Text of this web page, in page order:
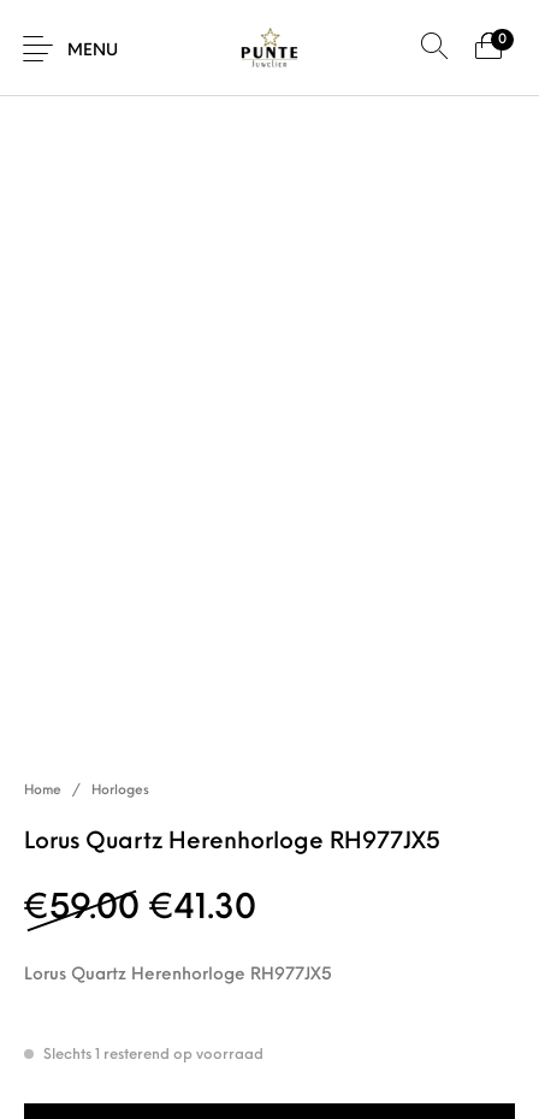
MENU
0
SALE!
Home / Horloges
Lorus Quartz Herenhorloge RH977JX5
€59.00 Oorspronkelijke prijs
€41.30
Lorus Quartz Herenhorloge RH977JX5
Slechts 1 resterend op voorraad